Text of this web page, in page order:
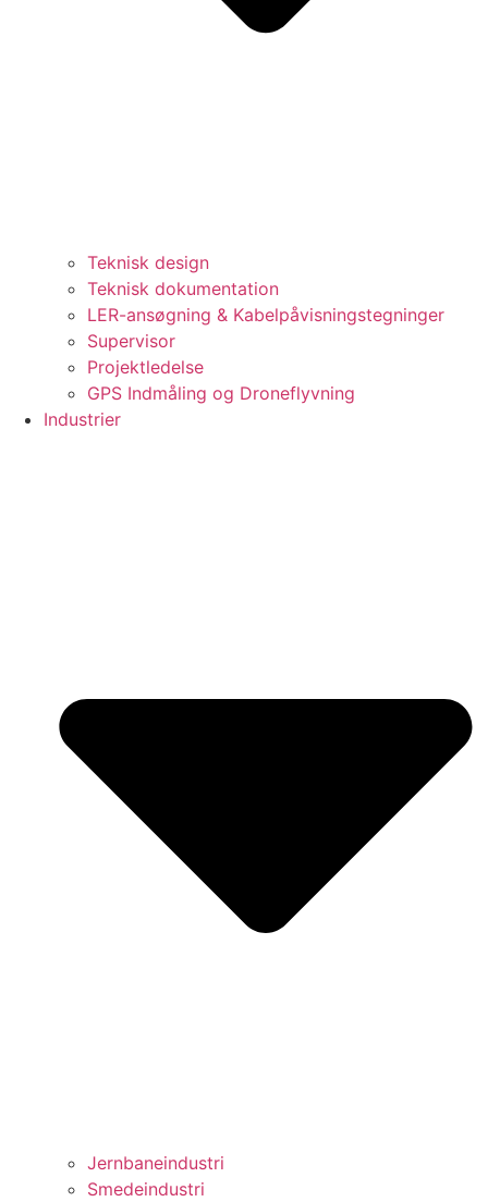
Teknisk design
Teknisk dokumentation
LER-ansøgning & Kabelpåvisningstegninger
Supervisor
Projektledelse
GPS Indmåling og Droneflyvning
Industrier
Jernbaneindustri
Smedeindustri